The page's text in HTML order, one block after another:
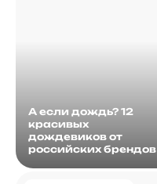
А если дождь? 12
красивых
дождевиков от
российских брендов